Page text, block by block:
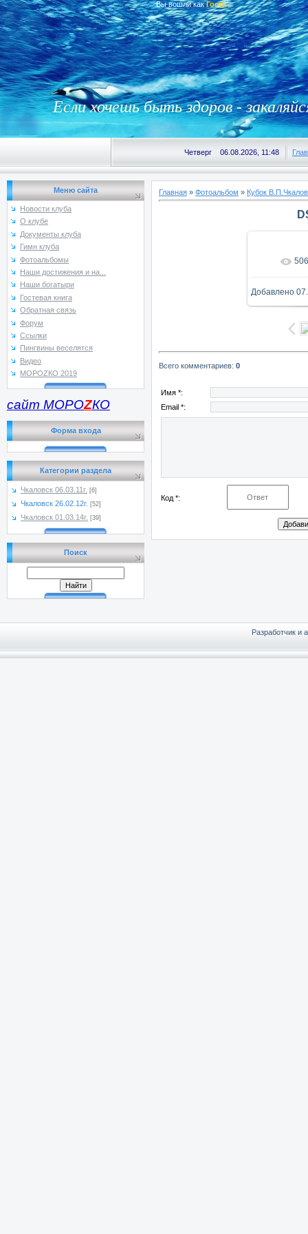
Вы вошли как Гость
Если хочешь быть здоров -
Четверг 06.08.2026, 11:48
Меню сайта
Новости клуба
О клубе
Документы клуба
Гимн клуба
Фотоальбомы
Наши достижения и на...
Наши богатыри
Гостевая книга
Обратная связь
Форум
Ссылки
Пингвины веселятся
Видео
МОРОZКО 2019
сайт МОРОZКО
Форма входа
Категории раздела
Чкаловск 06.03.11г. [6]
Чкаловск 26.02.12г. [52]
Чкаловск 01.03.14г. [39]
Поиск
Главная » Фотоальбом » Кубок
В 506
Добавлено
Всего комментариев: 0
Имя *:
Email *:
Код *:
Разработчик и